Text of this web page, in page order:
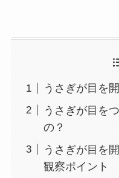
うさぎが目を
うさぎが目を
の？
うさぎが目を
観察ポイント